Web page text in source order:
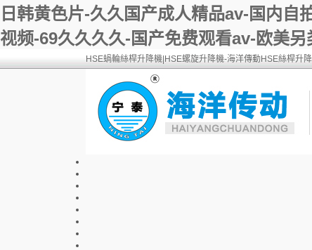
日韩黄色片-久久国产成人精品av-国内
视频-69久久久久-国产免费观看av-欧美
HSE蝸輪絲桿升降機|HSE螺旋升降機-海洋傳動HSE絲桿升